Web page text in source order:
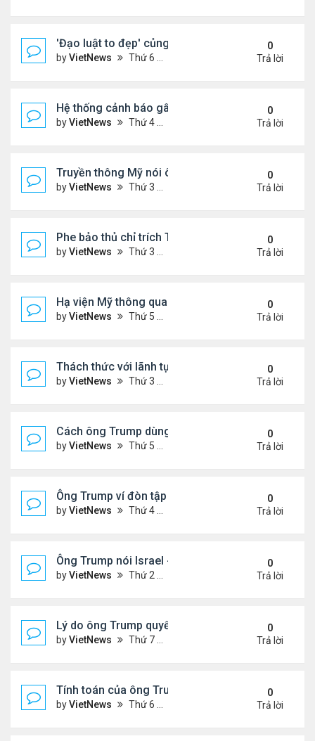
'Đạo luật to đẹp' củng cố quyền lực của ông
byVietNews Thứ 6 Tháng 7 11, 2025 8:45 am
0
Trả lời
Hệ thống cảnh báo gây tranh cãi trong thảm kịch
byVietNews Thứ 4 Tháng 7 09, 2025 5:42 pm
0
Trả lời
Truyền thông Mỹ nói ông Trump muốn chuyển 10
byVietNews Thứ 3 Tháng 7 08, 2025 5:14 pm
0
Trả lời
Phe bảo thủ chỉ trích Tổng thống Iran 'mềm
byVietNews Thứ 3 Tháng 7 08, 2025 8:27 am
0
Trả lời
Hạ viện Mỹ thông qua 'dự luật to đẹp'
byVietNews Thứ 5 Tháng 7 03, 2025 4:26 pm
0
Trả lời
Thách thức với lãnh tụ tối cao Iran hậu xung đột
byVietNews Thứ 3 Tháng 7 01, 2025 8:46 am
0
Trả lời
Cách ông Trump dùng mạng xã hội để dập lửa
byVietNews Thứ 5 Tháng 6 26, 2025 4:33 pm
0
Trả lời
Ông Trump ví đòn tập kích Iran với vụ ném bom
byVietNews Thứ 4 Tháng 6 25, 2025 5:43 pm
0
Trả lời
Ông Trump nói Israel - Iran đạt thỏa thuận ngừng
byVietNews Thứ 2 Tháng 6 23, 2025 5:45 pm
0
Trả lời
Lý do ông Trump quyết định không kích Iran
byVietNews Thứ 7 Tháng 6 21, 2025 11:14 pm
0
Trả lời
Tính toán của ông Trump khi lùi quyết định can
byVietNews Thứ 6 Tháng 6 20, 2025 2:44 pm
0
Trả lời